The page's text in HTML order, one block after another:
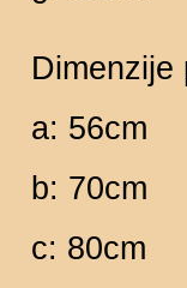
Dimenzije
a: 56cm
b: 70cm
c: 80cm